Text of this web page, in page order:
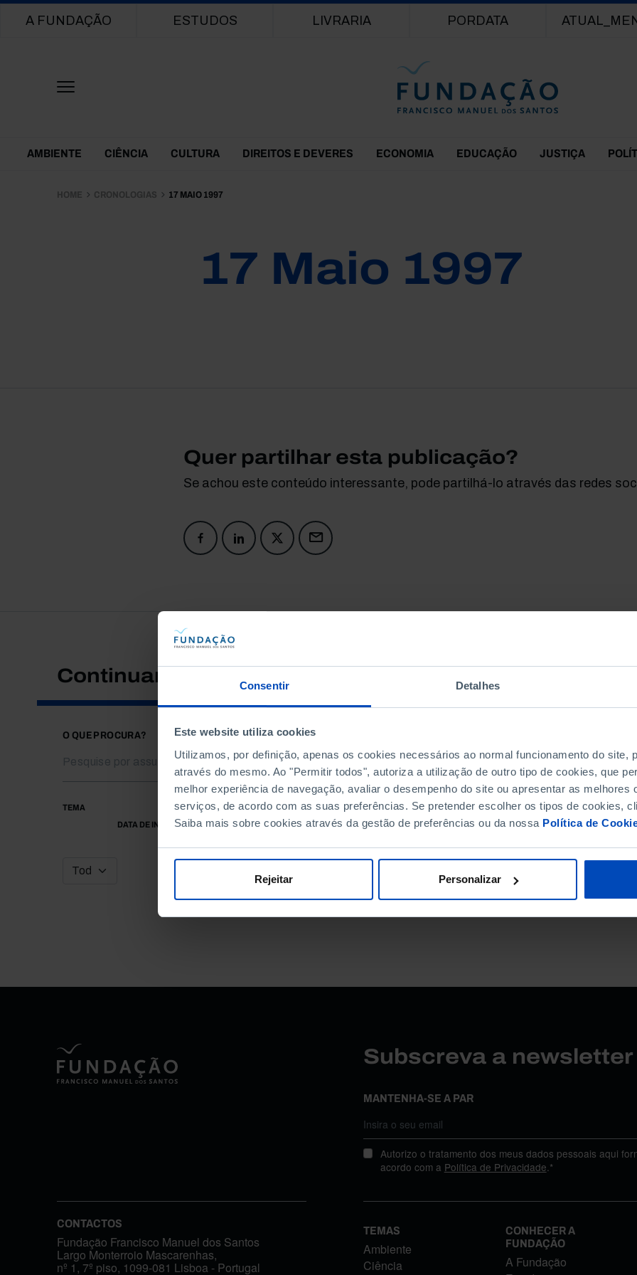
Consentir Detalhes
Este website utiliza cookies
Utilizamos, por definição, apenas os cookies necessários ao normal funcionamento do site,
através do mesmo. Ao "Permitir todos", autoriza a utilização de outro tipo de cookies, que
melhor experiência de navegação, avaliar o desempenho do site ou apresentar as melhores
serviços, de acordo com as suas preferências. Se pretender escolher os tipos de cookies,
Saiba mais sobre cookies através da gestão de preferências ou da nossa Política de
Rejeitar Personalizar
Main navigation
A FUNDAÇÃO ESTUDOS LIVRARIA PORDATA
Themes Menu
AMBIENTE CIÊNCIA CULTURA DIREITOS E DEVERES ECONOMIA EDUCAÇÃO JUSTIÇA
HOME CRONOLOGIAS 17 MAIO 1997
17 Maio 1997
Quer partilhar esta publicação?
Se achou este conteúdo interessante, pode partilhá-lo através das redes
Continuar a pesquisar
O QUE PROCURA?
TEMA
DATA DE INÍCIO
DATA DE FIM
Subscreva a
MANTENHA-SE A PAR
Autorizo o tratamento dos meus dados pessoais aqui
acordo com a Política de Privacidade.*
CONTACTOS
Fundação Francisco Manuel dos Santos
Largo Monterroio Mascarenhas,
nº 1, 7º piso, 1099-081 Lisboa - Portugal
TEMAS
Ambiente
Ciência
CONHECER A
FUNDAÇÃO
A Fundação